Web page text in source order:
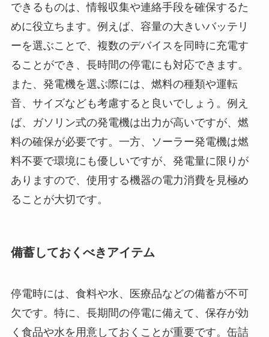
できるものは、情報収集や連絡手段を確保するた
めに役立ちます。例えば、容量の大きいバッテリ
ーを選ぶことで、複数のデバイスを同時に充電す
ることができ、長時間の停電にも対応できます。
また、発電機を選ぶ際には、燃料の種類や運転
音、サイズなども考慮すると良いでしょう。例え
ば、ガソリン式の発電機は出力が高いですが、燃
料の確保が必要です。一方、ソーラー発電機は燃
料不要で環境にも優しいですが、発電量に限りが
ありますので、使用する機器の電力消費を見極め
ることが大切です。
備蓄しておくべきアイテム
停電時には、食料や水、医療品などの備蓄が不可
欠です。特に、長期間の停電に備えて、保存が効
く食品や水を用意しておくことが重要です。缶詰